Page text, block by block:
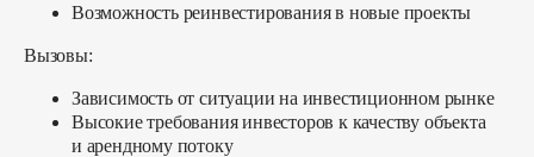
Возможность реинвестирования в новые проекты
Вызовы:
Зависимость от ситуации на инвестиционном рынке
Высокие требования инвесторов к качеству объекта
и арендному потоку